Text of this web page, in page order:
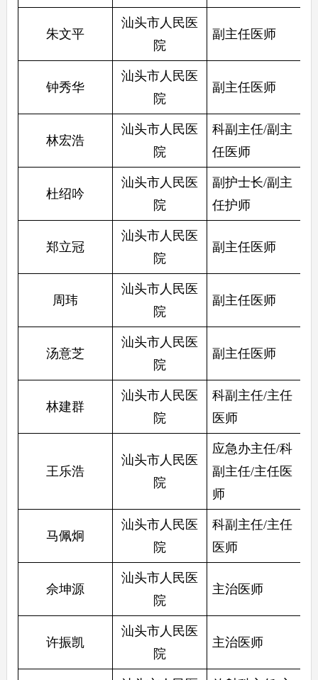
朱文平
汕头市人民医
院
副主任医师
钟秀华
汕头市人民医
院
副主任医师
林宏浩
汕头市人民医
院
科副主任/副主
任医师
杜绍吟
汕头市人民医
院
副护士长/副主
任护师
郑立冠
汕头市人民医
院
副主任医师
周玮
汕头市人民医
院
副主任医师
汤意芝
汕头市人民医
院
副主任医师
林建群
汕头市人民医
院
科副主任/主任
医师
王乐浩
汕头市人民医
院
应急办主任/科
副主任/主任医
师
马佩炯
汕头市人民医
院
科副主任/主任
医师
佘坤源
汕头市人民医
院
主治医师
许振凯
汕头市人民医
院
主治医师